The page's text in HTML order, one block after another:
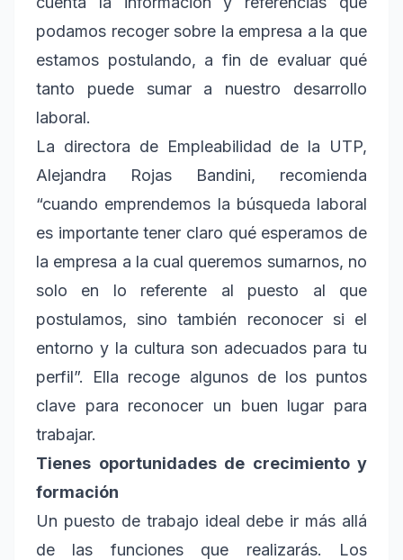
podamos recoger sobre la empresa a la que
estamos postulando, a fin de evaluar qué
tanto puede sumar a nuestro desarrollo
laboral.
La directora de Empleabilidad de la UTP,
Alejandra Rojas Bandini, recomienda
“cuando emprendemos la búsqueda laboral
es importante tener claro qué esperamos de
la empresa a la cual queremos sumarnos, no
solo en lo referente al puesto al que
postulamos, sino también reconocer si el
entorno y la cultura son adecuados para tu
perfil”. Ella recoge algunos de los puntos
clave para reconocer un buen lugar para
trabajar.
Tienes oportunidades de crecimiento y
formación
Un puesto de trabajo ideal debe ir más allá
de las funciones que realizarás. Los